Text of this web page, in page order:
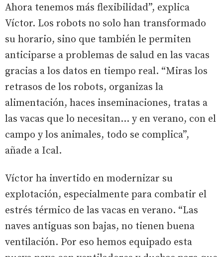
Ahora tenemos más flexibilidad”, explica
Víctor. Los robots no solo han transformado
su horario, sino que también le permiten
anticiparse a problemas de salud en las vacas
gracias a los datos en tiempo real. “Miras los
retrasos de los robots, organizas la
alimentación, haces inseminaciones, tratas a
las vacas que lo necesitan… y en verano, con el
campo y los animales, todo se complica”,
añade a Ical.
Víctor ha invertido en modernizar su
explotación, especialmente para combatir el
estrés térmico de las vacas en verano. “Las
naves antiguas son bajas, no tienen buena
ventilación. Por eso hemos equipado esta